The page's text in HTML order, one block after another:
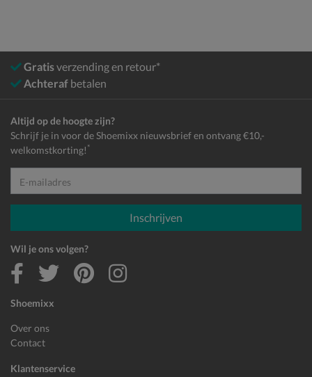
Gratisverzending en retour*
Achteraf betalen
Shoemixx
Over ons
Contact
Klantenservice
Altijd op de hoogte zijn?
Schrijf je in voor de Shoemixx nieuwsbrief en ontvang €10,-
welkomstkorting! *
E-mailadres
Inschrijven
Wil je ons volgen?